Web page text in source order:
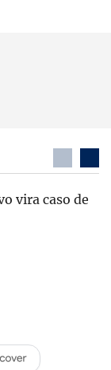
vira caso de